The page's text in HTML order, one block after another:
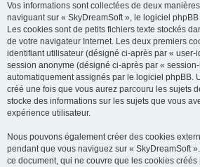
Vos informations sont collectées de deux
naviguant sur « SkyDreamSoft », le logiciel
Les cookies sont de petits fichiers texte stockés
de votre navigateur Internet. Les deux premiers
identifiant utilisateur (désigné ci-après par « user-
session anonyme (désigné ci-après par «
automatiquement assignés par le logiciel phpBB.
créé une fois que vous aurez parcouru les sujets
stocke des informations sur les sujets que vous
expérience utilisateur.
Nous pouvons également créer des cookies
pendant que vous naviguez sur « SkyDreamSoft
ce document, qui ne couvre que les cookies